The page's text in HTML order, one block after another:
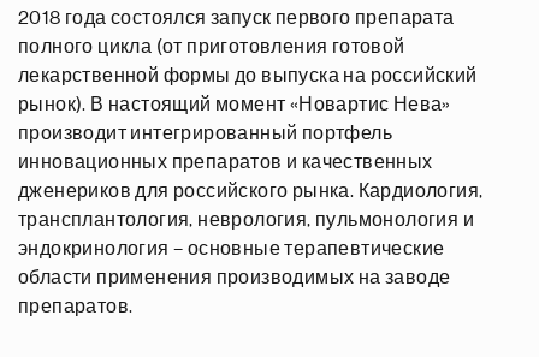
2018 года состоялся запуск первого препарата
полного цикла (от приготовления готовой
лекарственной формы до выпуска на российский
рынок). В настоящий момент «Новартис Нева»
производит интегрированный портфель
инновационных препаратов и качественных
дженериков для российского рынка. Кардиология,
трансплантология, неврология, пульмонология и
эндокринология – основные терапевтические
области применения производимых на заводе
препаратов.